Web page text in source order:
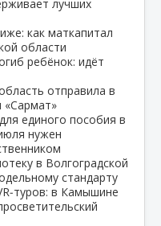
лучших
как маткапитал
области
ребёнок: идёт
отправила в
единого пособия в
нужен
в Волгоградской
стандарту
в Камышине